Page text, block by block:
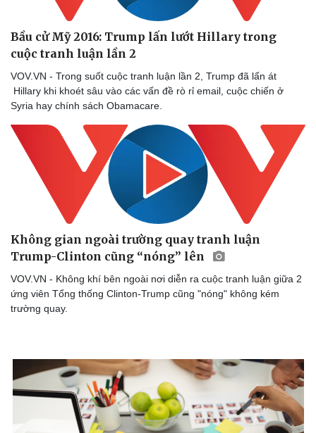
Lịch thi đấu bóng đá
Thế giới thể thao
eSports
Hậu trường
Ô tô - Xe máy
Xe máy
Bầu cử Mỹ 2016: Trump lấn lướt Hillary trong
cuộc tranh luận lần 2
VOV.VN - Trong suốt cuộc tranh luận lần 2, Trump đã lấn át
Hillary khi khoét sâu vào các vấn đề rò rỉ email, cuộc chiến ở
Syria hay chính sách Obamacare.
Không gian ngoài trường quay tranh luận
Trump-Clinton cũng “nóng” lên
VOV.VN - Không khí bên ngoài nơi diễn ra cuộc tranh luận giữa 2
ứng viên Tổng thống Clinton-Trump cũng "nóng" không kém
trường quay.